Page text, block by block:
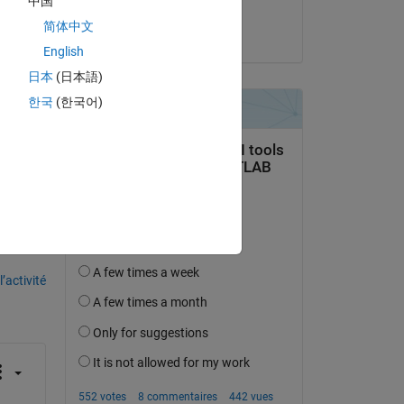
le 15 Juin 2018
简体中文
English
日本 (日本語)
한국 (한국어)